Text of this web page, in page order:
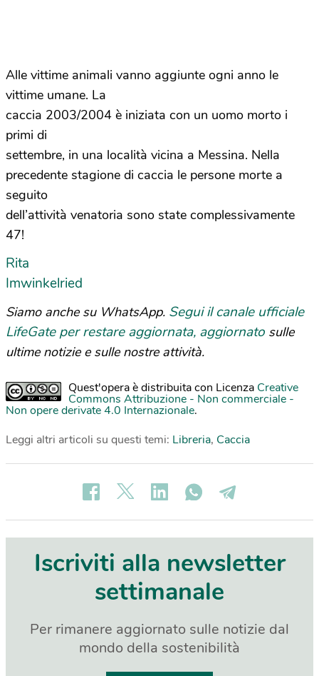
Alle vittime animali vanno aggiunte ogni anno le
vittime umane. La
caccia 2003/2004 è iniziata con un uomo morto i
primi di
settembre, in una località vicina a Messina. Nella
precedente stagione di caccia le persone morte a
seguito
dell’attività venatoria sono state complessivamente
47!
Rita
Imwinkelried
Siamo anche su WhatsApp. Segui il canale ufficiale
LifeGate per restare aggiornata, aggiornato sulle
ultime notizie e sulle nostre attività.
Quest'opera è distribuita con Licenza Creative
Commons Attribuzione - Non commerciale -
Non opere derivate 4.0 Internazionale.
Leggi altri articoli su questi temi: Libreria, Caccia
Iscriviti alla newsletter
settimanale
Per rimanere aggiornato sulle notizie dal
mondo della sostenibilità